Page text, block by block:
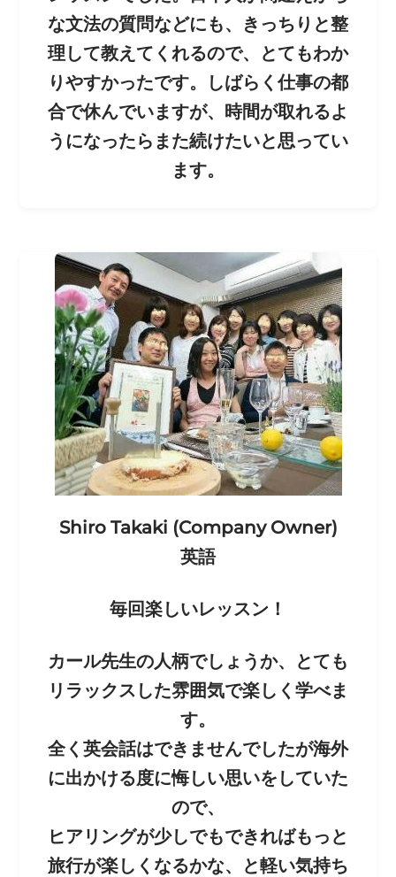
な文法の質問などにも、きっちりと整
理して教えてくれるので、とてもわか
りやすかったです。しばら く仕事の都
合で休んでいますが、時間が取れるよ
うになったらまた続けたいと思ってい
ます。
Shiro Takaki (Company Owner)
英語
毎回楽しいレッスン！
カール先生の人柄でしょうか、とても
リラックスした雰囲気で楽しく学べま
す。
全く英会話はできませんでしたが海外
に出かける度に悔しい思いをしていた
ので、
ヒアリングが少しでもできればもっと
旅行が楽しくなるかな、と軽い気持ち